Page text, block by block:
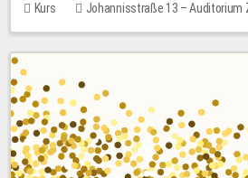
Kurs Johannisstraße 13 – Auditorium
30,00 EUR